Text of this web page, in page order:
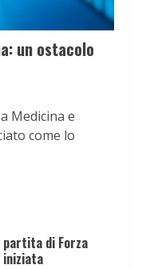
un ostacolo
Medicina e
come lo
di Forza
iniziata